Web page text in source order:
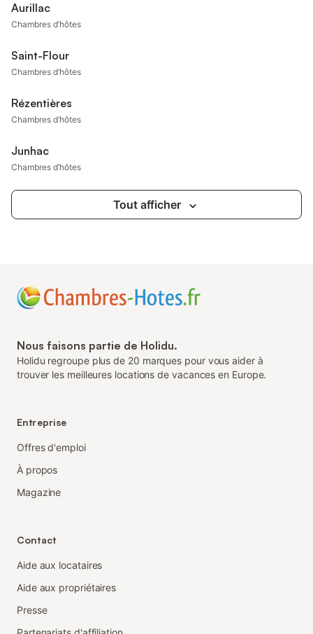
Aurillac
Chambres d’hôtes
Saint-Flour
Chambres d’hôtes
Rézentières
Chambres d’hôtes
Junhac
Chambres d’hôtes
Tout afficher
Nous faisons partie de Holidu.
Holidu regroupe plus de 20 marques pour vous aider à
trouver les meilleures locations de vacances en Europe.
Entreprise
Offres d'emploi
À propos
Magazine
Contact
Aide aux locataires
Aide aux propriétaires
Presse